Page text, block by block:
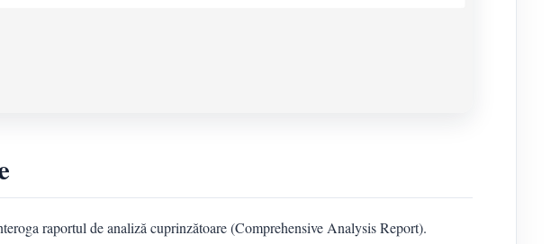
raportul de analiză cuprinzătoare (Comprehensive Analysis Report).